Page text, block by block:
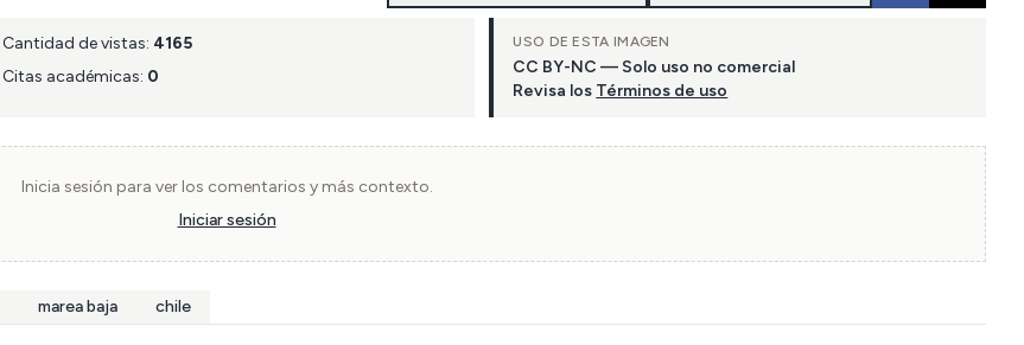
Cantidad de vistas: 4165
Citas académicas: 0
USO DE ESTA IMAGEN
CC BY-NC — Solo uso no comercial
Revisa los Términos de uso
Inicia sesión para ver los comentarios y más contexto.
Iniciar sesión
marea baja chile